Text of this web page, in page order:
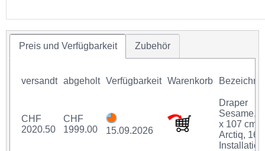
Preis und Verfügbarkeit Zubehör
versandt abgeholt Verfügbarkeit Warenkorb
CHF
2020.50
CHF
1999.00
15.09.2026
Draper
Sesame,
x 107 cm,
Arctiq,
Installation